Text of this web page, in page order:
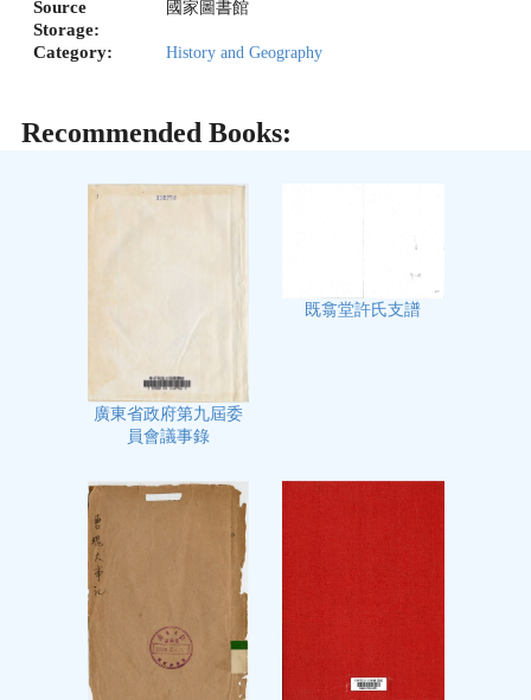
Source
Storage:
國家圖書館
Category: History and Geography
Recommended Books:
廣東省政府第九屆委
員會議事錄
既翕堂許氏支譜